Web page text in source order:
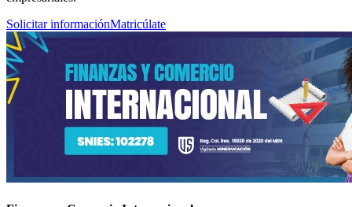
Solicitar informaciónMatricúlate